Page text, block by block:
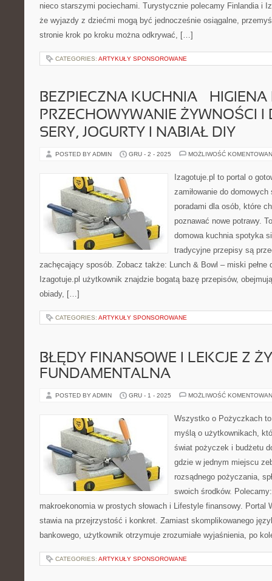
nieco starszymi pociechami. Turystycznie polecamy Finlandia i
że wyjazdy z dziećmi mogą być jednocześnie osiągalne,
stronie krok po kroku można odkrywać, […]
CATEGORIES: ARTYKUŁY SPONSOROWANE
BEZPIECZNA KUCHNIA – HIGIENA
PRZECHOWYWANIE ŻYWNOŚCI I
SERY, JOGURTY I NABIAŁ DIY
POSTED BY ADMIN GRU - 2 - 2025 MOŻLIWOŚĆ
Izagotuje.pl to portal o
zamiłowanie do
poradami dla osób, które
poznawać nowe potrawy.
domowa kuchnia spotyka
tradycyjne przepisy są
zachęcający sposób. Zobacz także: Lunch & Bowl – miski pełne
Izagotuje.pl użytkownik znajdzie bogatą bazę przepisów,
obiady, […]
CATEGORIES: ARTYKUŁY SPONSOROWANE
BŁĘDY FINANSOWE I LEKCJE Z
FUNDAMENTALNA
POSTED BY ADMIN GRU - 1 - 2025 MOŻLIWOŚĆ
Wszystko o Pożyczkach
myślą o użytkownikach,
świat pożyczek i budżetu
gdzie w jednym miejscu
rozsądnego pożyczania,
swoich środków.
makroekonomia w prostych słowach i Lifestyle finansowy.
stawia na przejrzystość i konkret. Zamiast skomplikowanego
bankowego, użytkownik otrzymuje zrozumiałe wyjaśnienia, po
CATEGORIES: ARTYKUŁY SPONSOROWANE